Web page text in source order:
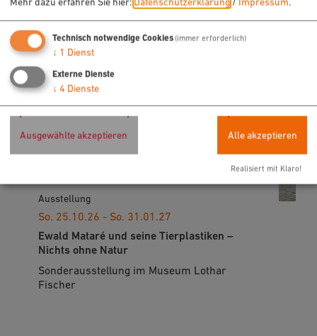
Ausstellung
So. 25.10.26 - So. 31.01.27
Ewald Mataré und seine Tierplastiken –
Nichts ohne Natur
Sonderausstellung im Museum Lothar
Fischer
Technisch notwendige Cookies(immer erforderlich)
↓ 1 Dienst
Externe Dienste
↓ 4 Dienste
Ausgewählte akzeptieren Alle akzeptieren
Realisiert mit Klaro!